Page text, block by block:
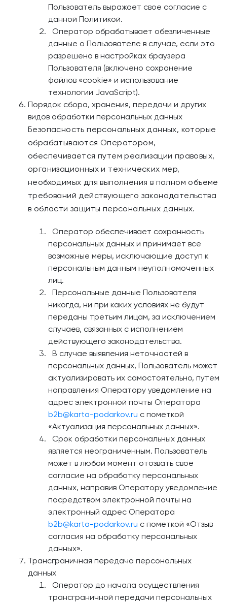
Пользователь выражает свое согласие с
данной Политикой.
Оператор обрабатывает обезличенные
данные о Пользователе в случае, если это
разрешено в настройках браузера
Пользователя (включено сохранение
файлов «cookie» и использование
технологии JavaScript).
Порядок сбора, хранения, передачи и других
видов обработки персональных данных
Безопасность персональных данных, которые
обрабатываются Оператором,
обеспечивается путем реализации правовых,
организационных и технических мер,
необходимых для выполнения в полном объеме
требований действующего законодательства
в области защиты персональных данных.
Оператор обеспечивает сохранность
персональных данных и принимает все
возможные меры, исключающие доступ к
персональным данным неуполномоченных
лиц.
Персональные данные Пользователя
никогда, ни при каких условиях не будут
переданы третьим лицам, за исключением
случаев, связанных с исполнением
действующего законодательства.
В случае выявления неточностей в
персональных данных, Пользователь может
актуализировать их самостоятельно, путем
направления Оператору уведомление на
адрес электронной почты Оператора
b2b@karta-podarkov.ru с пометкой
«Актуализация персональных данных».
Срок обработки персональных данных
является неограниченным. Пользователь
может в любой момент отозвать свое
согласие на обработку персональных
данных, направив Оператору уведомление
посредством электронной почты на
электронный адрес Оператора
b2b@karta-podarkov.ru с пометкой «Отзыв
согласия на обработку персональных
данных».
Трансграничная передача персональных
данных
Оператор до начала осуществления
трансграничной передачи персональных